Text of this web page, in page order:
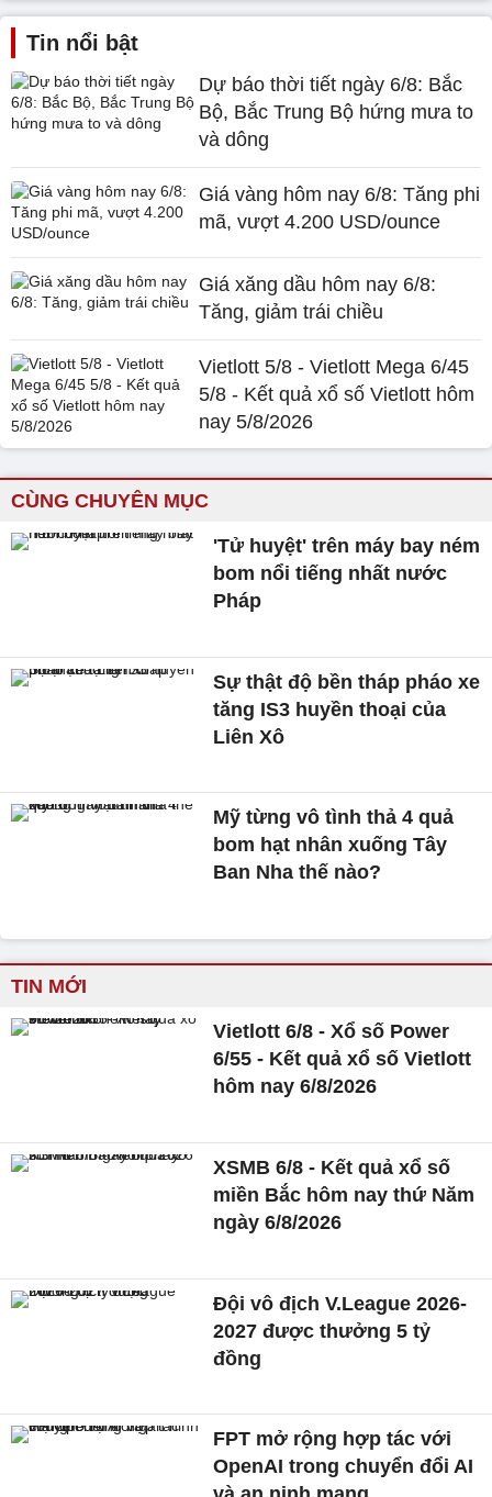
Tin nổi bật
Dự báo thời tiết ngày 6/8: Bắc
Bộ, Bắc Trung Bộ hứng mưa to
và dông
Giá vàng hôm nay 6/8: Tăng phi
mã, vượt 4.200 USD/ounce
Giá xăng dầu hôm nay 6/8:
Tăng, giảm trái chiều
Vietlott 5/8 - Vietlott Mega 6/45
5/8 - Kết quả xổ số Vietlott hôm
nay 5/8/2026
CÙNG CHUYÊN MỤC
'Tử huyệt' trên máy bay ném
bom nổi tiếng nhất nước
Pháp
Sự thật độ bền tháp pháo xe
tăng IS3 huyền thoại của
Liên Xô
Mỹ từng vô tình thả 4 quả
bom hạt nhân xuống Tây
Ban Nha thế nào?
TIN MỚI
Vietlott 6/8 - Xổ số Power
6/55 - Kết quả xổ số Vietlott
hôm nay 6/8/2026
XSMB 6/8 - Kết quả xổ số
miền Bắc hôm nay thứ Năm
ngày 6/8/2026
Đội vô địch V.League 2026-
2027 được thưởng 5 tỷ
đồng
FPT mở rộng hợp tác với
OpenAI trong chuyển đổi AI